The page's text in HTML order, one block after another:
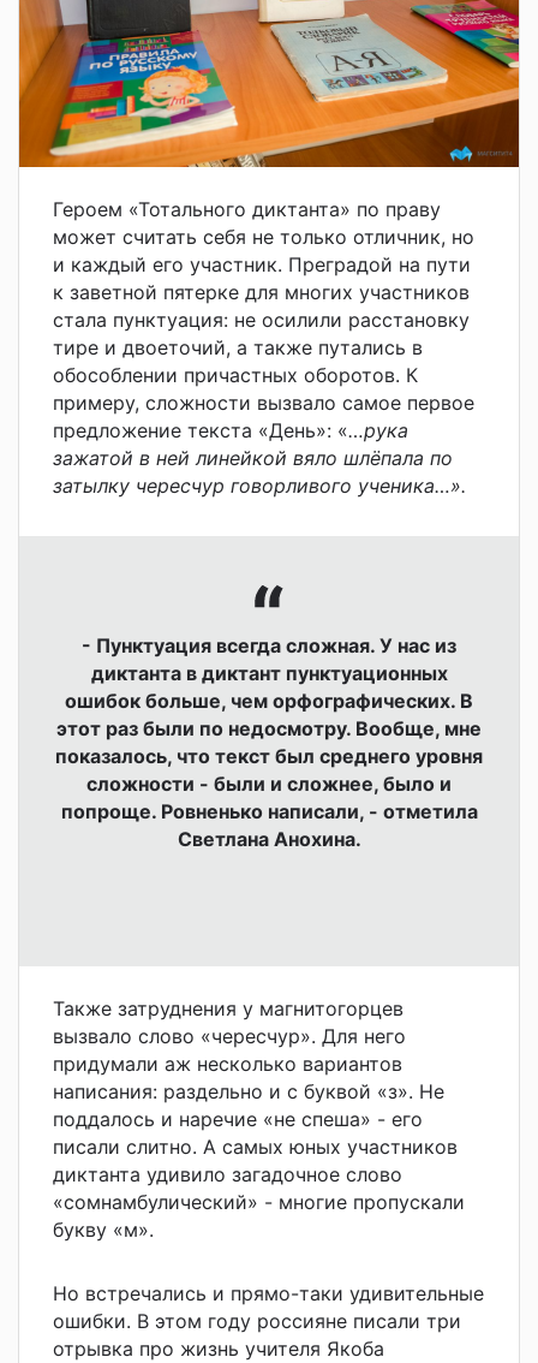
Героем «Тотального диктанта» по праву
может считать себя не только отличник, но
и каждый его участник. Преградой на пути
к заветной пятерке для многих участников
стала пунктуация: не осилили расстановку
тире и двоеточий, а также путались в
обособлении причастных оборотов. К
примеру, сложности вызвало самое первое
предложение текста «День»: «…рука
зажатой в ней линейкой вяло шлёпала по
затылку чересчур говорливого ученика…».
- Пунктуация всегда сложная. У нас из
диктанта в диктант пунктуационных
ошибок больше, чем орфографических. В
этот раз были по недосмотру. Вообще, мне
показалось, что текст был среднего уровня
сложности - были и сложнее, было и
попроще. Ровненько написали, - отметила
Светлана Анохина.
Также затруднения у магнитогорцев
вызвало слово «чересчур». Для него
придумали аж несколько вариантов
написания: раздельно и с буквой «з». Не
поддалось и наречие «не спеша» - его
писали слитно. А самых юных участников
диктанта удивило загадочное слово
«сомнамбулический» - многие пропускали
букву «м».
Но встречались и прямо-таки удивительные
ошибки. В этом году россияне писали три
отрывка про жизнь учителя Якоба